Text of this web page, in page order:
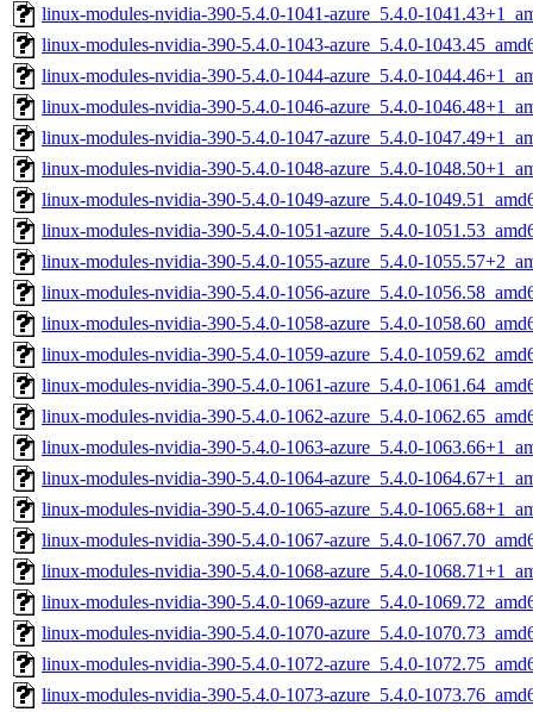
linux-modules-nvidia-390-5.4.0-1041-azure_5.4.0-
linux-modules-nvidia-390-5.4.0-1043-azure_5.4.0-
linux-modules-nvidia-390-5.4.0-1044-azure_5.4.0-
linux-modules-nvidia-390-5.4.0-1046-azure_5.4.0-
linux-modules-nvidia-390-5.4.0-1047-azure_5.4.0-
linux-modules-nvidia-390-5.4.0-1048-azure_5.4.0-
linux-modules-nvidia-390-5.4.0-1049-azure_5.4.0-
linux-modules-nvidia-390-5.4.0-1051-azure_5.4.0-
linux-modules-nvidia-390-5.4.0-1055-azure_5.4.0-
linux-modules-nvidia-390-5.4.0-1056-azure_5.4.0-
linux-modules-nvidia-390-5.4.0-1058-azure_5.4.0-
linux-modules-nvidia-390-5.4.0-1059-azure_5.4.0-
linux-modules-nvidia-390-5.4.0-1061-azure_5.4.0-
linux-modules-nvidia-390-5.4.0-1062-azure_5.4.0-
linux-modules-nvidia-390-5.4.0-1063-azure_5.4.0-
linux-modules-nvidia-390-5.4.0-1064-azure_5.4.0-
linux-modules-nvidia-390-5.4.0-1065-azure_5.4.0-
linux-modules-nvidia-390-5.4.0-1067-azure_5.4.0-
linux-modules-nvidia-390-5.4.0-1068-azure_5.4.0-
linux-modules-nvidia-390-5.4.0-1069-azure_5.4.0-
linux-modules-nvidia-390-5.4.0-1070-azure_5.4.0-
linux-modules-nvidia-390-5.4.0-1072-azure_5.4.0-
linux-modules-nvidia-390-5.4.0-1073-azure_5.4.0-